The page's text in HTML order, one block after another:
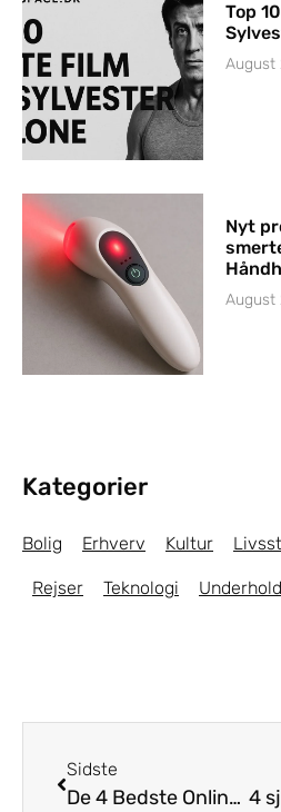
Top
August
Nyt
August
Kategorier
Bolig Erhverv Kultur
Rejser Teknologi
Sidste
De 4 Bedste Online Gaveguides i Danmark